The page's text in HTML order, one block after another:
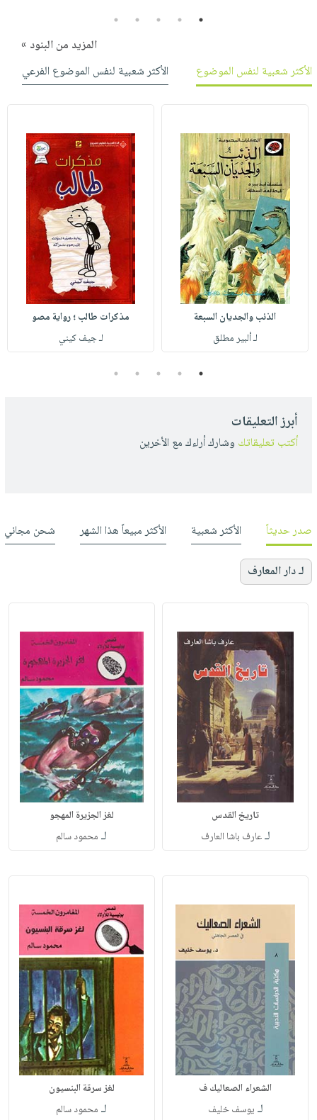
1
2
3
4
5
المزيد من البنود »
الأكثر شعبية لنفس الموضوع
الأكثر شعبية لنفس الموضوع الفرعي
الذئب والجديان السبعة
لـ ألبير مطلق
مذكرات طالب ؛ رواية مصو
لـ جيف كيني
1
2
3
4
5
أبرز التعليقات
أكتب تعليقاتك وشارك أراءك مع الأخرين
صدر حديثاً الأكثر شعبية الأكثر مبيعاً هذا الشهر شحن مجاني
لـ دار المعارف
تاريخ القدس
لـعارف باشا العارف
لغز الجزيرة المهجو
لـ محمود سالم
الشعراء الصعاليك ف
لـ يوسف خليف
لغز سرقة البنسيون
لـ محمود سالم